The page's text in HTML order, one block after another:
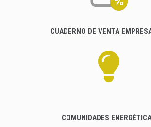
CUADERNO DE VENTA
COMUNIDADES